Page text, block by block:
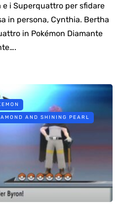
i Superquattro per sfidare
in persona, Cynthia. Bertha
in Pokémon Diamante
AND SHINING PEARL